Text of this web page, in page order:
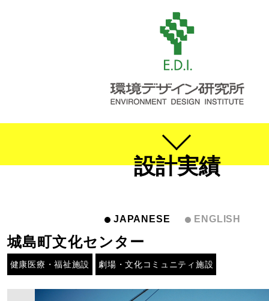
設計実績
JAPANESE ENGLISH
城島町文化センター
健康医療・福祉施設 劇場・文化コミュニティ施設